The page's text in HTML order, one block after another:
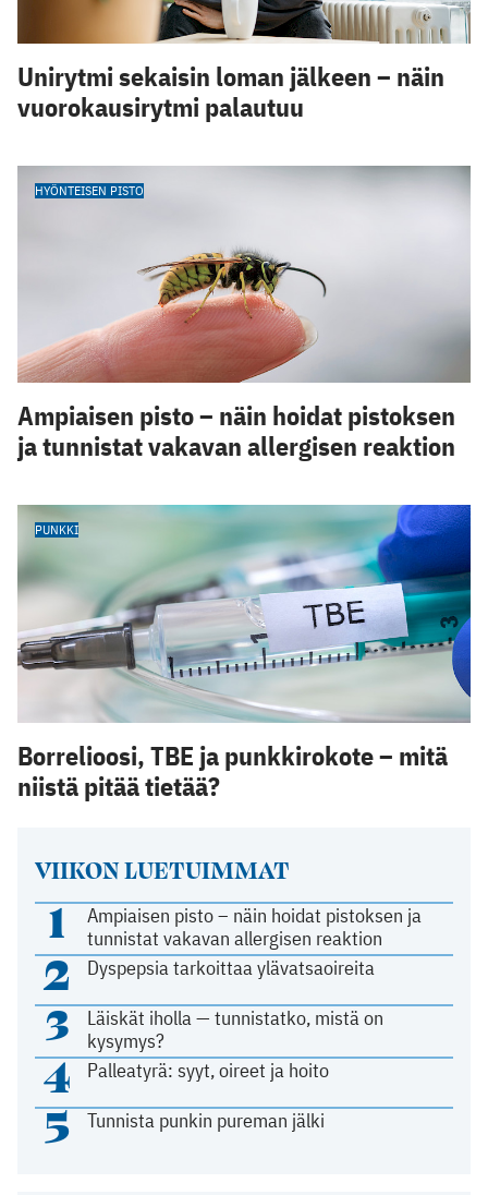
VIIKON LUETUIMMAT
1
Ampiaisen pisto – näin hoidat pistoksen ja
tunnistat vakavan allergisen reaktion
2 Dyspepsia tarkoittaa ylävatsaoireita
3
Läiskät iholla — tunnistatko, mistä on
kysymys?
4 Palleatyrä: syyt, oireet ja hoito
5 Tunnista punkin pureman jälki
Unirytmi sekaisin loman jälkeen – näin
vuorokausirytmi palautuu
HYÖNTEISEN PISTO
Ampiaisen pisto – näin hoidat pistoksen
ja tunnistat vakavan allergisen reaktion
PUNKKI
Borrelioosi, TBE ja punkkirokote – mitä
niistä pitää tietää?